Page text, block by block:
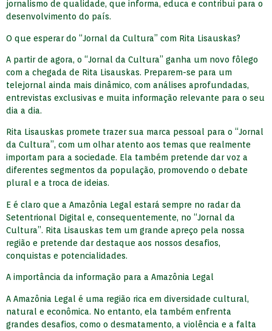
jornalismo de qualidade, que informa, educa e contribui para o
desenvolvimento do país.
O que esperar do “Jornal da Cultura” com Rita Lisauskas?
A partir de agora, o “Jornal da Cultura” ganha um novo fôlego
com a chegada de Rita Lisauskas. Preparem-se para um
telejornal ainda mais dinâmico, com análises aprofundadas,
entrevistas exclusivas e muita informação relevante para o seu
dia a dia.
Rita Lisauskas promete trazer sua marca pessoal para o “Jornal
da Cultura”, com um olhar atento aos temas que realmente
importam para a sociedade. Ela também pretende dar voz a
diferentes segmentos da população, promovendo o debate
plural e a troca de ideias.
E é claro que a Amazônia Legal estará sempre no radar da
Setentrional Digital e, consequentemente, no “Jornal da
Cultura”. Rita Lisauskas tem um grande apreço pela nossa
região e pretende dar destaque aos nossos desafios,
conquistas e potencialidades.
A importância da informação para a Amazônia Legal
A Amazônia Legal é uma região rica em diversidade cultural,
natural e econômica. No entanto, ela também enfrenta
grandes desafios, como o desmatamento, a violência e a falta